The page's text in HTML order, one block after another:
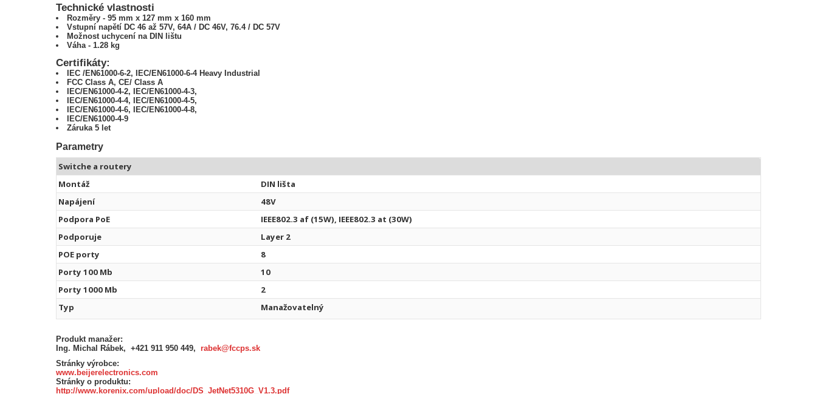
Technické vlastnosti
Rozměry - 95 mm x 127 mm x 160 mm
Vstupní napětí DC 46 až 57V, 64A / DC 46V, 76.4 / DC 57V
Možnost uchycení na DIN lištu
Váha - 1.28 kg
Certifikáty:
IEC /EN61000-6-2, IEC/EN61000-6-4 Heavy Industrial
FCC Class A, CE/ Class A
IEC/EN61000-4-2, IEC/EN61000-4-3,
IEC/EN61000-4-4, IEC/EN61000-4-5,
IEC/EN61000-4-6, IEC/EN61000-4-8,
IEC/EN61000-4-9
Záruka 5 let
Parametry
Switche a routery
Montáž
DIN lišta
Napájení
48V
Podpora PoE
IEEE802.3 af (15W), IEEE802.3 at (30W)
Podporuje
Layer 2
POE porty
8
Porty 100 Mb
10
Porty 1000 Mb
2
Typ
Manažovatelný
Produkt manažer:
Ing. Michal Rábek, +421 911 950 449, rabek@fccps.sk
Stránky výrobce:
www.beijerelectronics.com
Stránky o produktu:
http://www.korenix.com/upload/doc/DS_JetNet5310G_V1.3.pdf